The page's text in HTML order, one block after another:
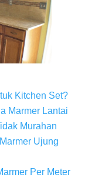
Kitchen Set?
Marmer Lantai
Murahan
Ujung
Per Meter